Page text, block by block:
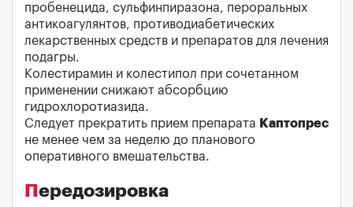
пробенецида, сульфинпиразона, пероральных
антикоагулянтов, противодиабетических
лекарственных средств и препаратов для лечения
подагры.
Колестирамин и колестипол при сочетанном
применении снижают абсорбцию
гидрохлоротиазида.
Следует прекратить прием препарата Каптопрес
не менее чем за неделю до планового
оперативного вмешательства.
Передозировка